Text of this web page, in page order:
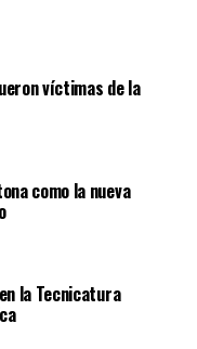
víctimas de la
como la nueva
la Tecnicatura